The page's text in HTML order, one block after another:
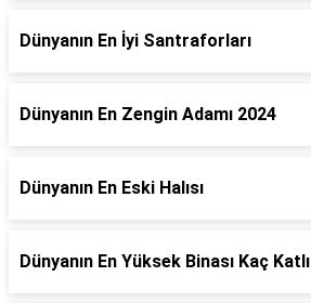
Dünyanın En İyi Santraforları
Dünyanın En Zengin Adamı 2024
Dünyanın En Eski Halısı
Dünyanın En Yüksek Binası Kaç Katlı